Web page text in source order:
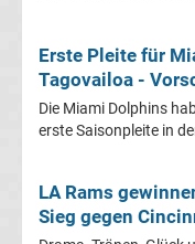
Transfergerüchte
Erste Pleite für
Tagovailoa -
Die Miami Dolphins
erste Saisonpleite in
LA Rams
Sieg gegen